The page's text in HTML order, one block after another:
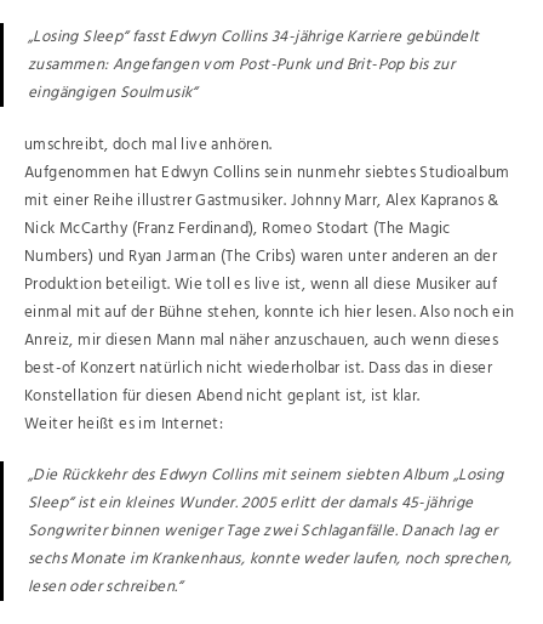
„Losing Sleep“ fasst Edwyn Collins 34-jährige Karriere gebündelt
zusammen: Angefangen vom Post-Punk und Brit-Pop bis zur
eingängigen Soulmusik“
umschreibt, doch mal live anhören.
Aufgenommen hat Edwyn Collins sein nunmehr siebtes Studioalbum
mit einer Reihe illustrer Gastmusiker. Johnny Marr, Alex Kapranos &
Nick McCarthy (Franz Ferdinand), Romeo Stodart (The Magic
Numbers) und Ryan Jarman (The Cribs) waren unter anderen an der
Produktion beteiligt. Wie toll es live ist, wenn all diese Musiker auf
einmal mit auf der Bühne stehen, konnte ich hier lesen. Also noch ein
Anreiz, mir diesen Mann mal näher anzuschauen, auch wenn dieses
best-of Konzert natürlich nicht wiederholbar ist. Dass das in dieser
Konstellation für diesen Abend nicht geplant ist, ist klar.
Weiter heißt es im Internet:
„Die Rückkehr des Edwyn Collins mit seinem siebten Album „Losing
Sleep“ ist ein kleines Wunder. 2005 erlitt der damals 45-jährige
Songwriter binnen weniger Tage zwei Schlaganfälle. Danach lag er
sechs Monate im Krankenhaus, konnte weder laufen, noch sprechen,
lesen oder schreiben.“